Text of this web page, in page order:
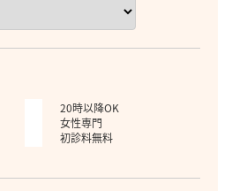
20時以降OK
女性専門
初診料無料